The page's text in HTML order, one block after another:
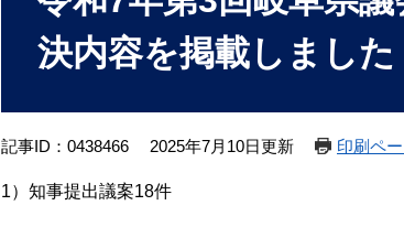
検
索
決内容を掲載しました
記事ID：0438466 2025年7月10日更新 印刷ペ
1）知事提出議案18件